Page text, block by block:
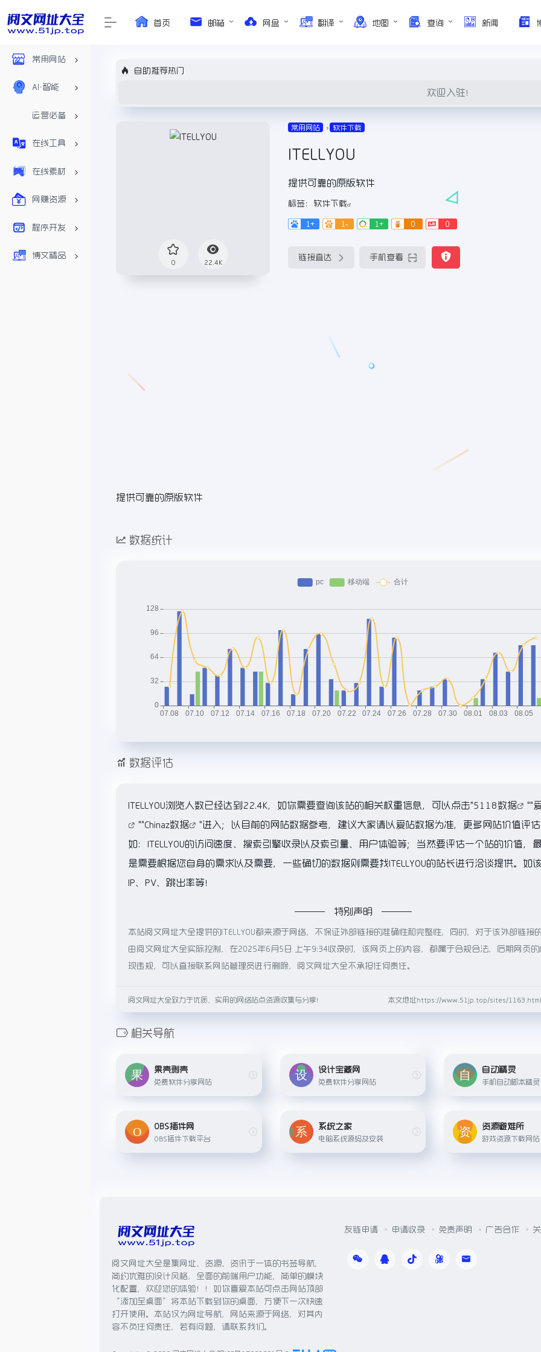
常用网站
AI•智能
运营必备
在线工具
在线素材
网赚资源
程序开发
博文精品
首页 邮箱 网盘 翻译 地图 查询 新闻
自助推荐热门
欢迎入驻！
0 22.4K
常用网站 软件下载
ITELLYOU
提供可靠的原版软件
标签： 软件下载
1+ 1- 1+ 0 0
链接直达 手机查看
提供可靠的原版软件
数据统计
数据评估
ITELLYOU浏览人数已经达到22.4K，如你需要查询该站的相关权重信息，可以点击"5118数据 ""
""Chinaz数据
"进入；以目前的网站数据参考，建议大家请以爱站数据为准，更多网站价值评
如：ITELLYOU的访问速度、搜索引擎收录以及索引量、用户体验等；当然要评估一个站的价值，
是需要根据您自身的需求以及需要，一些确切的数据则需要找ITELLYOU的站长进行洽谈提供。如
IP、PV、跳出率等！
特别声明
本站阅文网址大全提供的ITELLYOU都来源于网络，不保证外部链接的准确性和完整性，同时，对于该外部链接
由阅文网址大全实际控制，在2025年6月5日 上午9:34收录时，该网页上的内容，都属于合规合法，后期网页
现违规，可以直接联系网站管理员进行删除，阅文网址大全不承担任何责任。
阅文网址大全致力于优质、实用的网络站点资源收集与分享！ 本文地址https://www.51jp.top/sites/
相关导航
果壳剥壳
免费软件分享网站
设计宝藏网
免费软件分享网站
自动精灵
手机自动脚本精灵
OBS插件网
OBS插件下载平台
系统之家
电脑系统源码及安装
资源避难所
游戏资源下载网站
阅文网址大全是集网址、资源、资讯于一体的书签导航，
简约优雅的设计风格，全面的前端用户功能，简单的模块
化配置，欢迎您的体验！！如你喜爱本站可点击网站顶部
“添加至桌面”将本站下载到你的桌面，方便下一次快速
打开使用。本站仅为网址导航，网站来源于网络，对其内
容不负任何责任，若有问题，请联系我们。
友链申请 申请收录 免责声明 广告合作